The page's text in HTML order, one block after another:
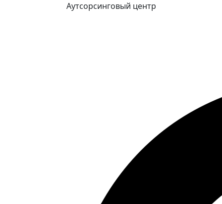
Аутсорсинговый центр